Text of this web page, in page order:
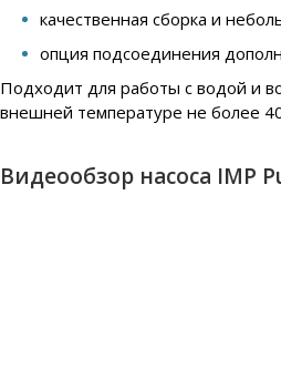
качественная сборка и
опция подсоединения
Подходит для работы с водой и
внешней температуре не более
Видеообзор насоса IMP